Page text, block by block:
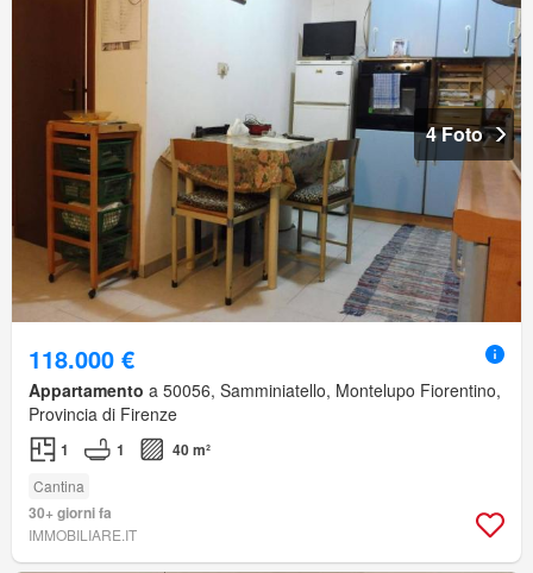
4 Foto
118.000 €
Appartamento a 50056, Samminiatello, Montelupo Fiorentino,
Provincia di Firenze
1 1 40 m²
Cantina
30+ giorni fa
IMMOBILIARE.IT